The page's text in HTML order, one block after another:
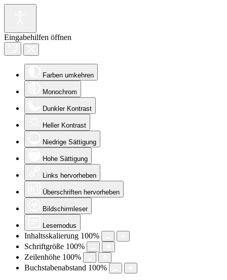
Eingabehilfen öffnen
Farben umkehren
Monochrom
Dunkler Kontrast
Heller Kontrast
Niedrige Sättigung
Hohe Sättigung
Links hervorheben
Überschriften hervorheben
Bildschirmleser
Lesemodus
Inhaltsskalierung 100%
Schriftgröße 100%
Zeilenhöhe 100%
Buchstabenabstand 100%